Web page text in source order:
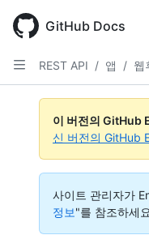
main
content
GitHub Docs
REST API / 앱 / 웹
이 버전의 GitHub
신 버전의 GitHub
사이트 관리자가
정보"를 참조하세